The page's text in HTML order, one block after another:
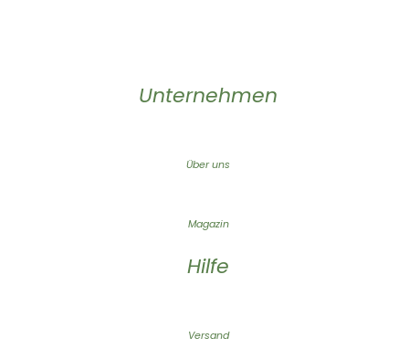
Unternehmen
Über uns
Magazin
Hilfe
Versand